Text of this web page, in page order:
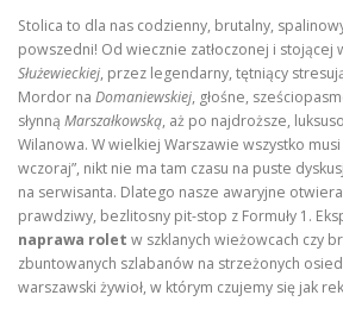
Stolica to dla nas codzienny, brutalny,
powszedni! Od wiecznie zatłoczonej i stojącej
Służewieckiej, przez legendarny, tętniący
Mordor na Domaniewskiej, głośne,
słynną Marszałkowską, aż po najdroższe,
Wilanowa. W wielkiej Warszawie wszystko
wczoraj”, nikt nie ma tam czasu na puste
na serwisanta. Dlatego nasze awaryjne
prawdziwy, bezlitosny pit-stop z Formuły 1.
naprawa rolet w szklanych wieżowcach czy
zbuntowanych szlabanów na strzeżonych
warszawski żywioł, w którym czujemy się jak